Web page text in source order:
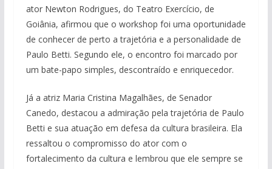
ator Newton Rodrigues, do Teatro Exercício, de
Goiânia, afirmou que o workshop foi uma oportunidade
de conhecer de perto a trajetória e a personalidade de
Paulo Betti. Segundo ele, o encontro foi marcado por
um bate-papo simples, descontraído e enriquecedor.
Já a atriz Maria Cristina Magalhães, de Senador
Canedo, destacou a admiração pela trajetória de Paulo
Betti e sua atuação em defesa da cultura brasileira. Ela
ressaltou o compromisso do ator com o
fortalecimento da cultura e lembrou que ele sempre se